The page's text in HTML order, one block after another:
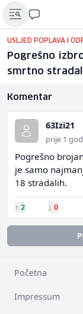
USLJED POPLAVA I
Pogrešno
smrtno
Komentar
63Izi21
prije 1
Pogrešno
je samo
18 stradalih.
↑ 2 ↓ 0
Početna
Impressum